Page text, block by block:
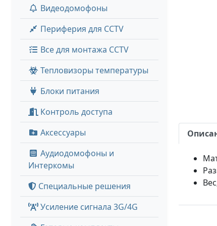
Видеодомофоны
Периферия для CCTV
Все для монтажа CCTV
Тепловизоры температуры
Блоки питания
Контроль доступа
Аксессуары
Аудиодомофоны и
Интеркомы
Специальные решения
Усиление сигнала 3G/4G